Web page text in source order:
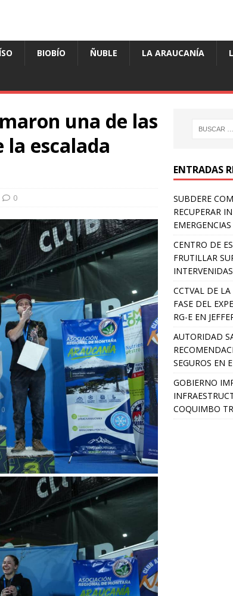
BIOBÍO ÑUBLE LA ARAUCANÍA
una de las
escalada
0
ENTRADAS
SUBDERE
RECUPERAR
CENTRO DE
FRUTILLAR
CCTVAL DE
FASE DEL
RG-E EN
AUTORIDAD
SEGUROS EN
GOBIERNO
COQUIMBO